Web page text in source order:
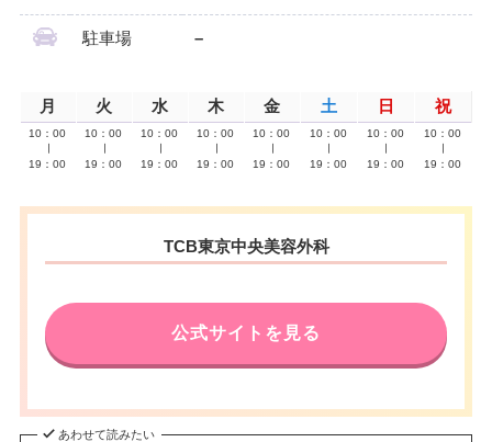
駐車場 –
月 火 水 木 金 土 日 祝
10：00
19：00
10：00
19：00
10：00
19：00
10：00
19：00
10：00
19：00
10：00
19：00
10：00
19：00
10：00
19：00
TCB東京中央美容外科
公式サイトを見る
あわせて読みたい